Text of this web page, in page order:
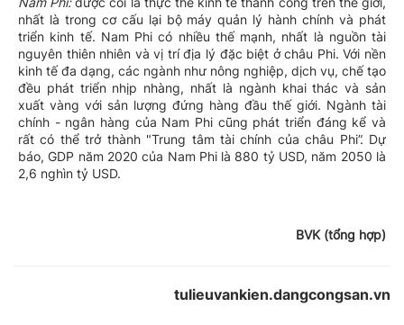
nhất là trong cơ cấu lại bộ máy quản lý hành chính và phát
triển kinh tế. Nam Phi có nhiều thế mạnh, nhất là nguồn tài
nguyên thiên nhiên và vị trí địa lý đặc biệt ở châu Phi. Với nền
kinh tế đa dạng, các ngành như nông nghiệp, dịch vụ, chế tạo
đều phát triển nhịp nhàng, nhất là ngành khai thác và sản
xuất vàng với sản lượng đứng hàng đầu thế giới. Ngành tài
chính - ngân hàng của Nam Phi cũng phát triển đáng kể và
rất có thể trở thành "Trung tâm tài chính của châu Phi”. Dự
báo, GDP năm 2020 của Nam Phi là 880 tỷ USD, năm 2050 là
2,6 nghìn tỷ USD.
BVK (tổng hợp)
tulieuvankien.dangcongsan.vn